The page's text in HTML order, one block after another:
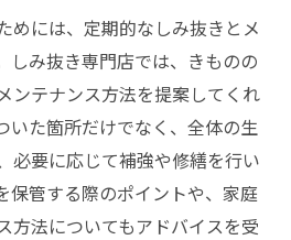
めには、定期的なしみ抜きとメ
しみ抜き専門店では、きものの
ンテナンス方法を提案してくれ
いた箇所だけでなく、全体の生
必要に応じて補強や修繕を行い
保管する際のポイントや、家庭
方法についてもアドバイスを受